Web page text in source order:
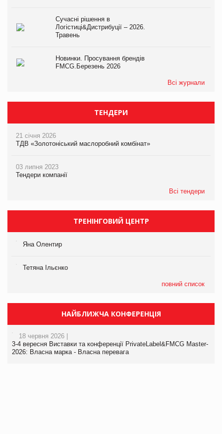
Сучасні рішення в
Логістиці&Дистрибуції – 2026.
Травень
Новинки. Просування брендів
FMCG.Березень 2026
Всі журнали
ТЕНДЕРИ
21 січня 2026
ТДВ «Золотоніський маслоробний комбінат»
03 липня 2023
Тендери компанії
Всі тендери
ТРЕНІНГОВИЙ ЦЕНТР
Яна Олентир
Тетяна Ільєнко
повний список
НАЙБЛИЖЧА КОНФЕРЕНЦІЯ
18 червня 2026 |
3-4 вересня Виставки та конференції PrivateLabel&FMCG Master-
2026: Власна марка - Власна перевага